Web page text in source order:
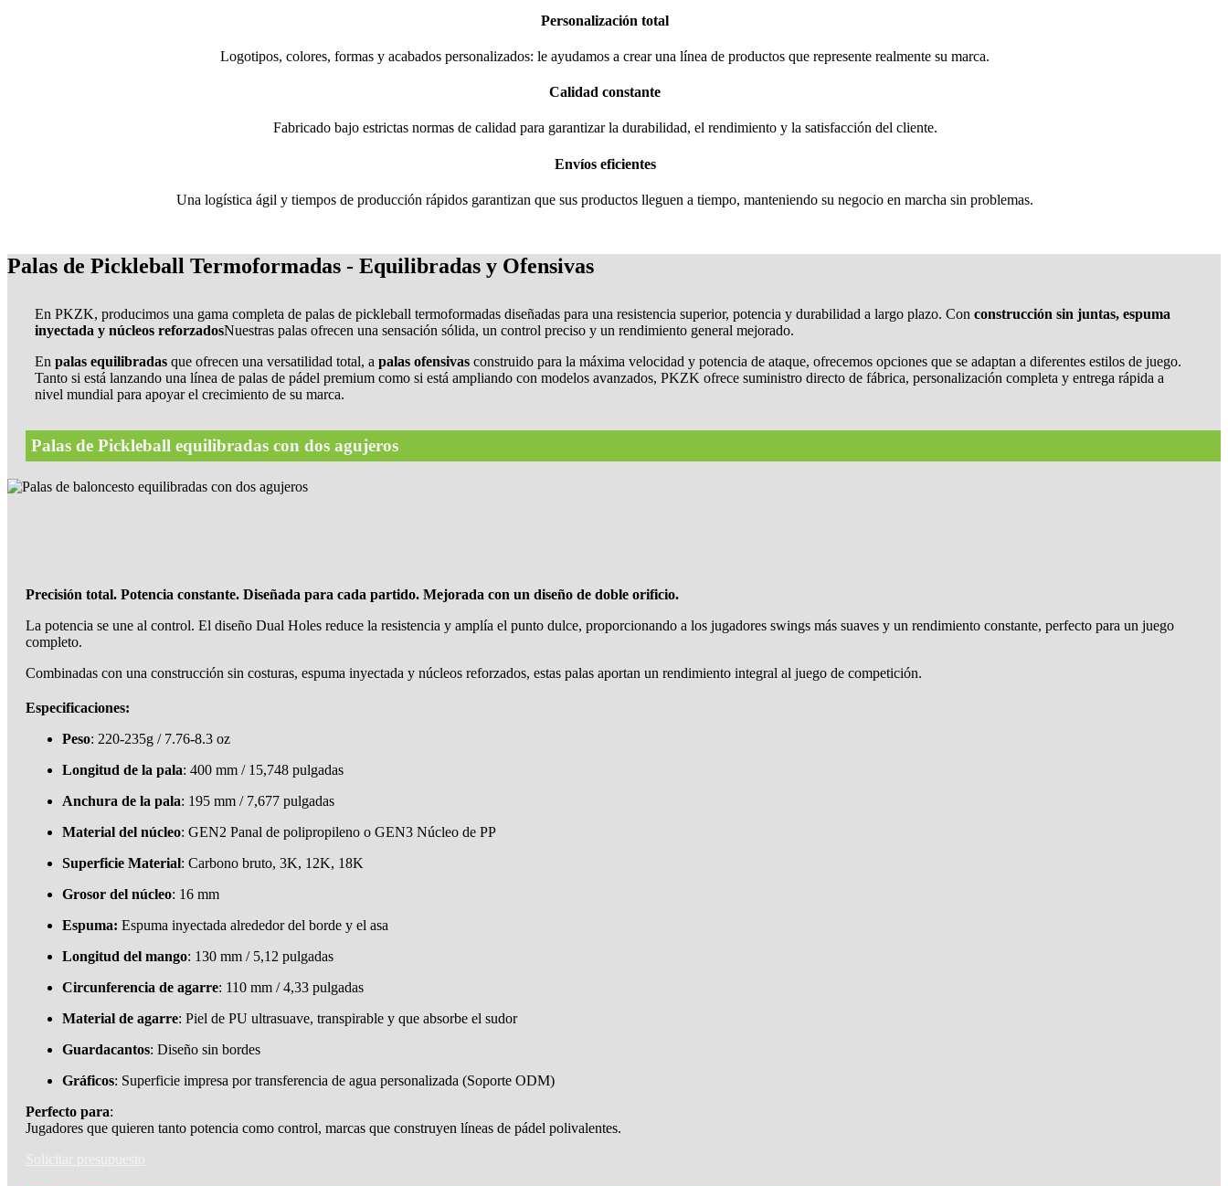
Personalización total
Logotipos, colores, formas y acabados personalizados: le ayudamos a crear una línea de productos que represente realmente su marca.
Calidad constante
Fabricado bajo estrictas normas de calidad para garantizar la durabilidad, el rendimiento y la satisfacción del cliente.
Envíos eficientes
Una logística ágil y tiempos de producción rápidos garantizan que sus productos lleguen a tiempo, manteniendo su negocio en marcha sin problemas.
Palas de Pickleball Termoformadas - Equilibradas y Ofensivas
En PKZK, producimos una gama completa de palas de pickleball termoformadas diseñadas para una resistencia superior, potencia y durabilidad a largo plazo. Con construcción sin juntas, espuma
inyectada y núcleos reforzadosNuestras palas ofrecen una sensación sólida, un control preciso y un rendimiento general mejorado.
En palas equilibradas que ofrecen una versatilidad total, a palas ofensivas construido para la máxima velocidad y potencia de ataque, ofrecemos opciones que se adaptan a diferentes estilos de juego.
Tanto si está lanzando una línea de palas de pádel premium como si está ampliando con modelos avanzados, PKZK ofrece suministro directo de fábrica, personalización completa y entrega rápida a
nivel mundial para apoyar el crecimiento de su marca.
Palas de Pickleball equilibradas con dos agujeros
Precisión total. Potencia constante. Diseñada para cada partido. Mejorada con un diseño de doble orificio.
La potencia se une al control. El diseño Dual Holes reduce la resistencia y amplía el punto dulce, proporcionando a los jugadores swings más suaves y un rendimiento constante, perfecto para un juego
completo.
Combinadas con una construcción sin costuras, espuma inyectada y núcleos reforzados, estas palas aportan un rendimiento integral al juego de competición.
Especificaciones:
Peso: 220-235g / 7.76-8.3 oz
Longitud de la pala: 400 mm / 15,748 pulgadas
Anchura de la pala: 195 mm / 7,677 pulgadas
Material del núcleo: GEN2 Panal de polipropileno o GEN3 Núcleo de PP
Superficie Material: Carbono bruto, 3K, 12K, 18K
Grosor del núcleo: 16 mm
Espuma: Espuma inyectada alrededor del borde y el asa
Longitud del mango: 130 mm / 5,12 pulgadas
Circunferencia de agarre: 110 mm / 4,33 pulgadas
Material de agarre: Piel de PU ultrasuave, transpirable y que absorbe el sudor
Guardacantos: Diseño sin bordes
Gráficos: Superficie impresa por transferencia de agua personalizada (Soporte ODM)
Perfecto para:
Jugadores que quieren tanto potencia como control, marcas que construyen líneas de pádel polivalentes.